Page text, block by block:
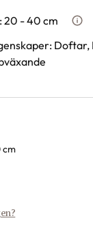
:20 - 40 cm Hur
: Doftar,
cm